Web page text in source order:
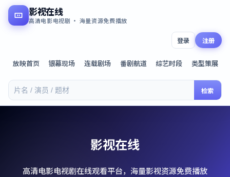
影视在线
高清电影电视剧 · 海量资源免费播放
放映首页 银幕现场 连载剧场 番剧航道 综艺时段 类型策展
检索
登录 注册
影视在线
高清电影电视剧在线观看平台，海量影视资源免费播放